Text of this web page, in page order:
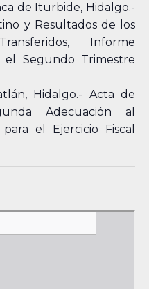
de Iturbide, Hidalgo.-
y Resultados de los
Informe
Segundo Trimestre
Hidalgo.- Acta de
Adecuación al
el Ejercicio Fiscal